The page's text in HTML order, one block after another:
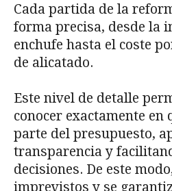
Cada partida de la
forma precisa, desde la
enchufe hasta el coste
de alicatado.
Este nivel de detalle
conocer exactamente en
parte del presupuesto,
transparencia y
decisiones. De este
imprevistos y se